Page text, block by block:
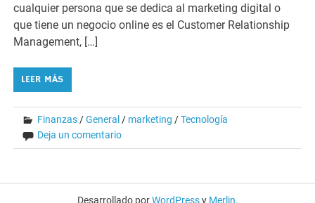
cualquier persona que se dedica al marketing digital o
que tiene un negocio online es el Customer Relationship
Management, […]
LEER MÁS
Finanzas /General / marketing /Tecnología
Deja un comentario
Desarrollado porWordPressy Merlin.